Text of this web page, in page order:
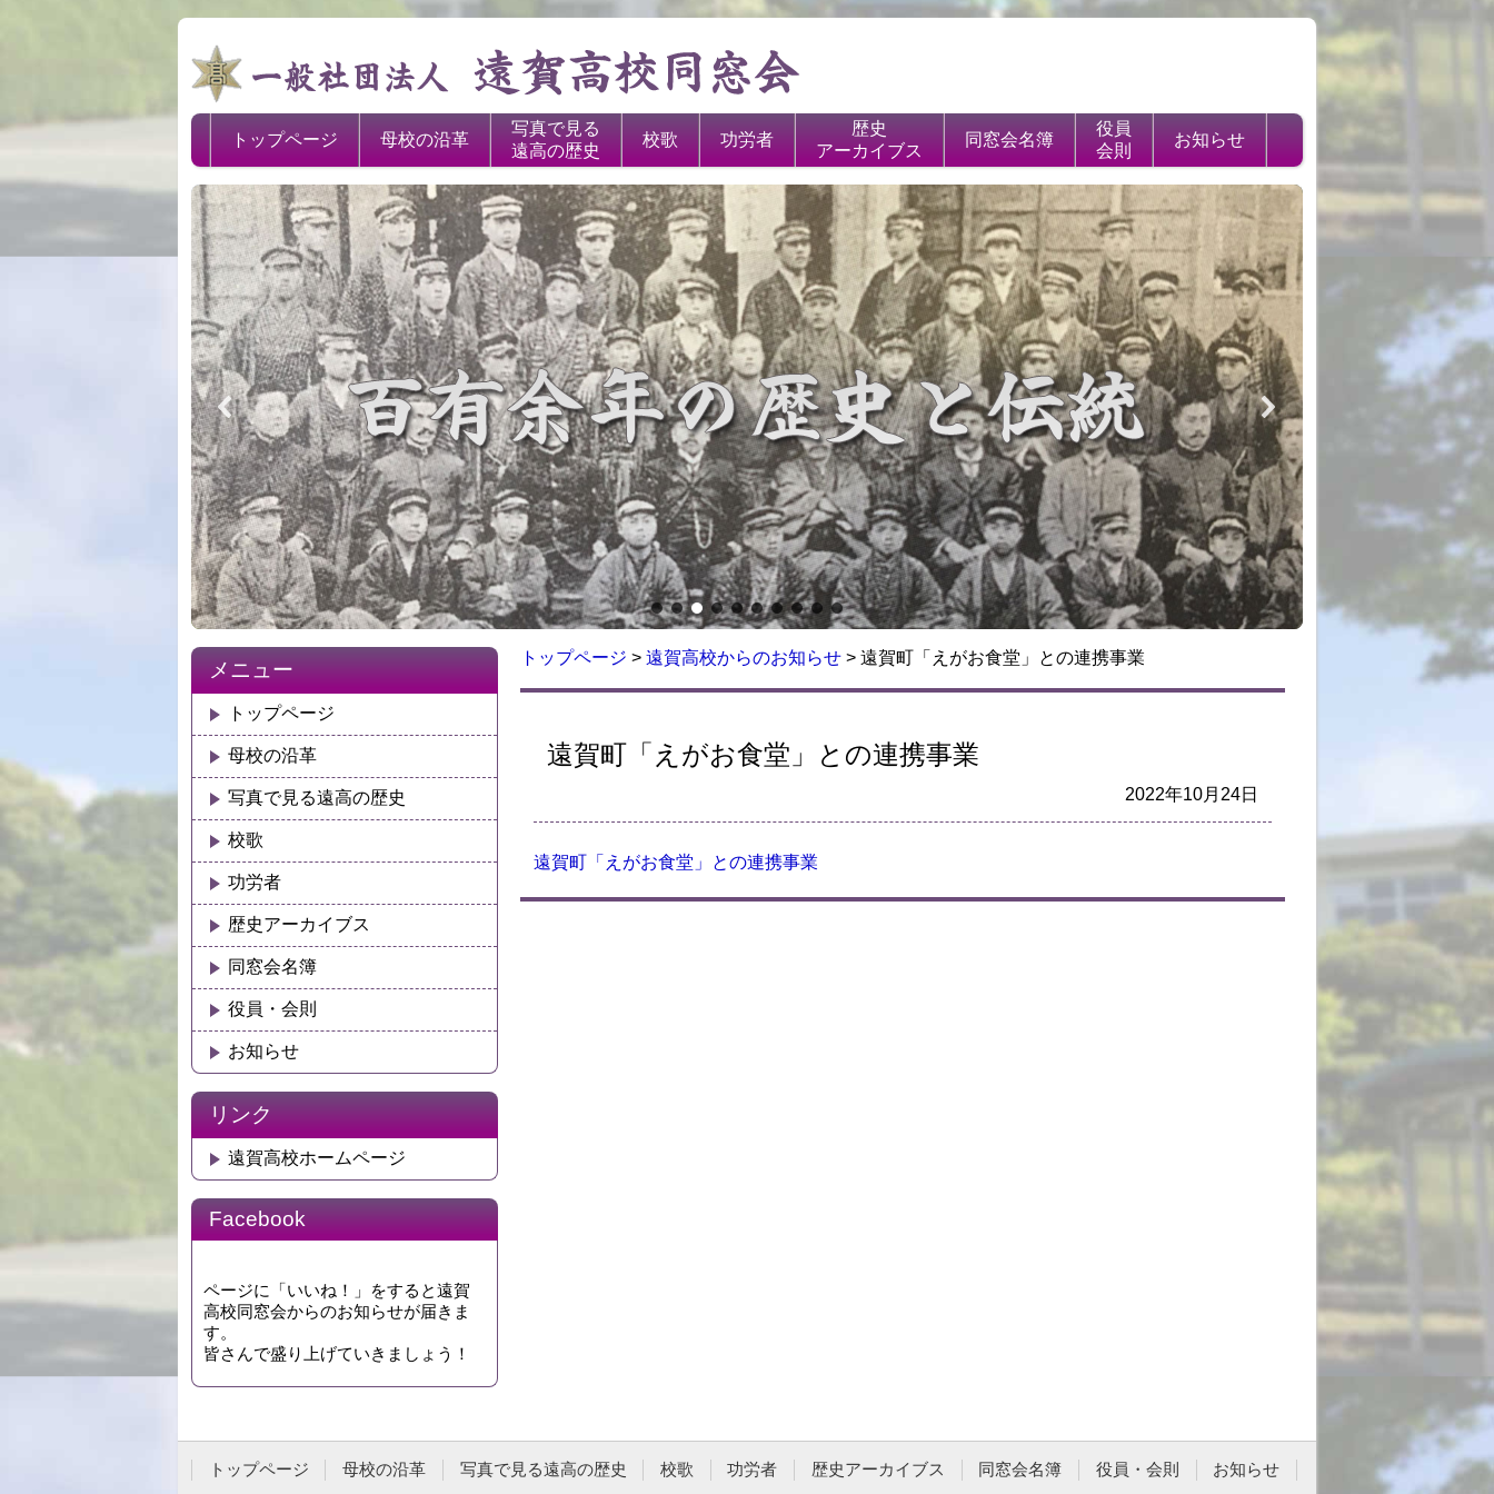
トップページ 母校の沿革
写真で見る
遠高の歴史
校歌 功労者
歴史
アーカイブス
同窓会名簿
役員
会則
お知らせ
トップページ > 遠賀高校からのお知らせ > 遠賀町「えがお食堂」との連携事業
遠賀町「えがお食堂」との連携事業
2022年10月24日
遠賀町「えがお食堂」との連携事業
メニュー
トップページ
母校の沿革
写真で見る遠高の歴史
校歌
功労者
歴史アーカイブス
同窓会名簿
役員・会則
お知らせ
リンク
遠賀高校ホームページ
Facebook
ページに「いいね！」をすると遠賀
高校同窓会からのお知らせが届きま
す。
皆さんで盛り上げていきましょう！
トップページ 母校の沿革 写真で見る遠高の歴史 校歌 功労者 歴史アーカイブス 同窓会名簿 役員・会則 お知らせ